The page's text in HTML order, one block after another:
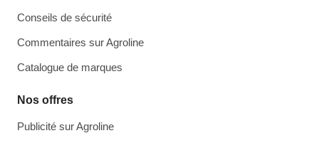
Conseils de sécurité
Commentaires sur Agroline
Catalogue de marques
Nos offres
Publicité sur Agroline